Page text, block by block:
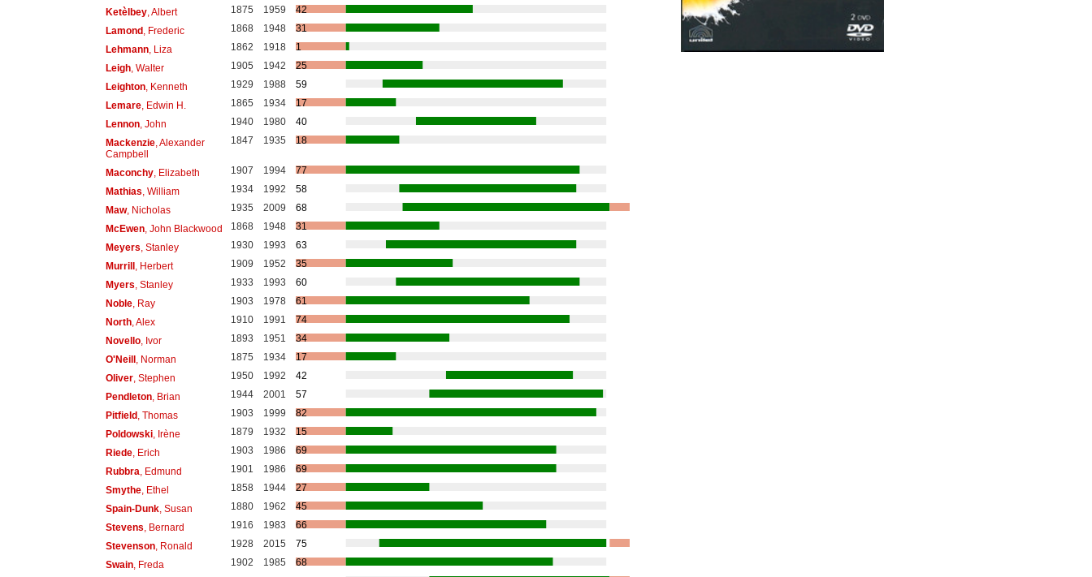
Ketèlbey, Albert 1875 1959
42
Lamond, Frederic 1868 1948
31
Lehmann, Liza 1862 1918
1
Leigh, Walter 1905 1942
25
Leighton, Kenneth 1929 1988
59
Lemare, Edwin H. 1865 1934
17
Lennon, John 1940 1980
40
Mackenzie, Alexander
Campbell
1847 1935 18
Maconchy, Elizabeth 1907 1994
77
Mathias , William 1934 1992
58
Maw, Nicholas 1935 2009
68
McEwen, John Blackwood 1868 1948
31
Meyers , Stanley 1930 1993
63
Murrill, Herbert 1909 1952
35
Myers , Stanley 1933 1993
60
Noble, Ray 1903 1978
61
North, Alex 1910 1991
74
Novello, Ivor 1893 1951
34
O'Neill, Norman 1875 1934
17
Oliver, Stephen 1950 1992
42
Pendleton, Brian 1944 2001
57
Pitfield, Thomas 1903 1999
82
Poldowski, Irène 1879 1932
15
Riede, Erich 1903 1986
69
Rubbra , Edmund 1901 1986
69
Smythe, Ethel 1858 1944
27
Spain-Dunk, Susan 1880 1962
45
Stevens , Bernard 1916 1983
66
Stevenson, Ronald 1928 2015
75
Swain, Freda 1902 1985
68